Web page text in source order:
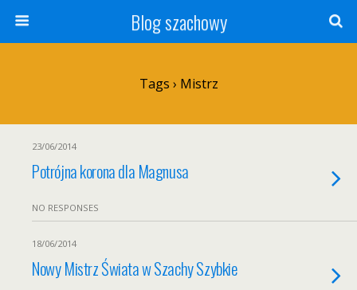
Blog szachowy
Tags › Mistrz
23/06/2014
Potrójna korona dla Magnusa
NO RESPONSES
18/06/2014
Nowy Mistrz Świata w Szachy Szybkie